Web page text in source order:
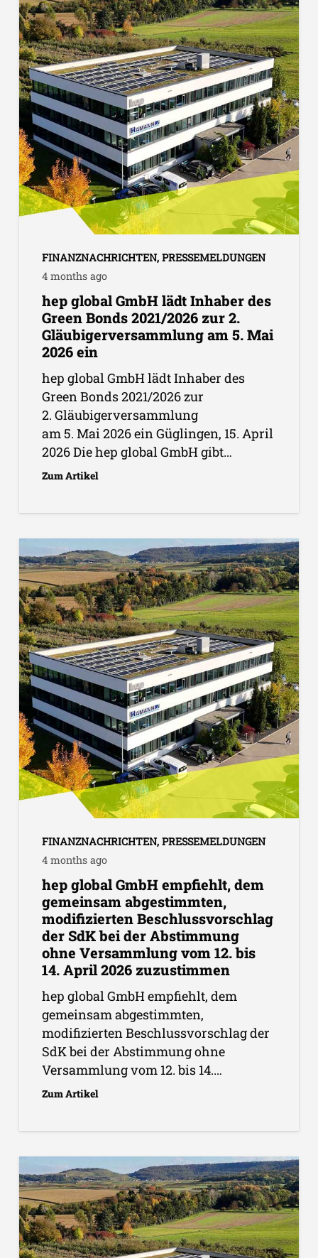
FINANZNACHRICHTEN, PRESSEMELDUNGEN
4 months ago
hep global GmbH lädt Inhaber des
Green Bonds 2021/2026 zur 2.
Gläubigerversammlung am 5. Mai
2026 ein
hep global GmbH lädt Inhaber des
Green Bonds 2021/2026 zur
2. Gläubigerversammlung
am 5. Mai 2026 ein Güglingen, 15. April
2026 Die hep global GmbH gibt…
Zum Artikel
FINANZNACHRICHTEN, PRESSEMELDUNGEN
4 months ago
hep global GmbH empfiehlt, dem
gemeinsam abgestimmten,
modifizierten Beschlussvorschlag
der SdK bei der Abstimmung
ohne Versammlung vom 12. bis
14. April 2026 zuzustimmen
hep global GmbH empfiehlt, dem
gemeinsam abgestimmten,
modifizierten Beschlussvorschlag der
SdK bei der Abstimmung ohne
Versammlung vom 12. bis 14.…
Zum Artikel